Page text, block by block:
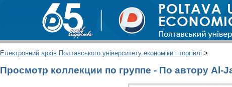
Електронний архів Полтавського університету економіки і торгівлі >
Просмотр коллекции по группе - По автору Al-